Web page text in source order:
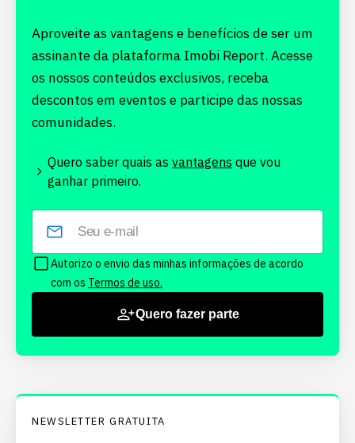
Aproveite as vantagens e benefícios de ser um
assinante da plataforma Imobi Report. Acesse
os nossos conteúdos exclusivos, receba
descontos em eventos e participe das nossas
comunidades.
Quero saber quais as vantagens que vou
ganhar primeiro.
Autorizo o envio das minhas informações de acordo
com os Termos de uso.
Quero fazer parte
NEWSLETTER GRATUITA